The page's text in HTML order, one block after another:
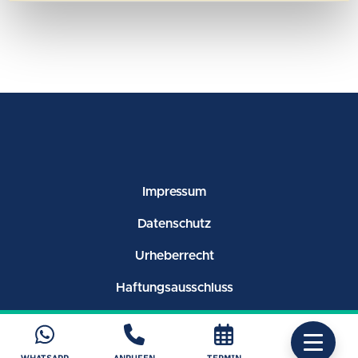
© 2025 Augenlaser-Zentrum Düsseldorf
Impressum
Datenschutz
Urheberrecht
Haftungsausschluss